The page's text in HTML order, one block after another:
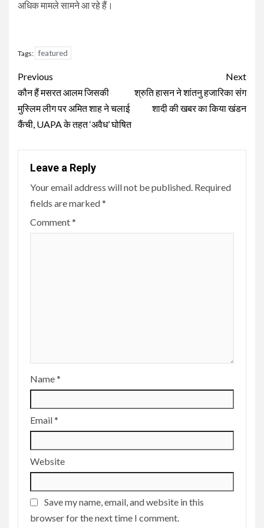
अधिक मामले सामने आ रहे हैं।
Tags: featured
Continue
Reading
Previous
कौन हैं मसरत आलम जिसकी
मुस्लिम लीग पर अमित शाह ने चलाई
कैंची, UAPA के तहत ‘अवैध’ घोषित
Next
श्रुति हासन ने शांतनु हजारिका संग
शादी की खबर का किया खंडन
Leave a Reply
Your email address will not be published. Required
fields are marked*
Comment*
Name*
Email*
Website
Save my name, email, and website in this
browser for the next time I comment.